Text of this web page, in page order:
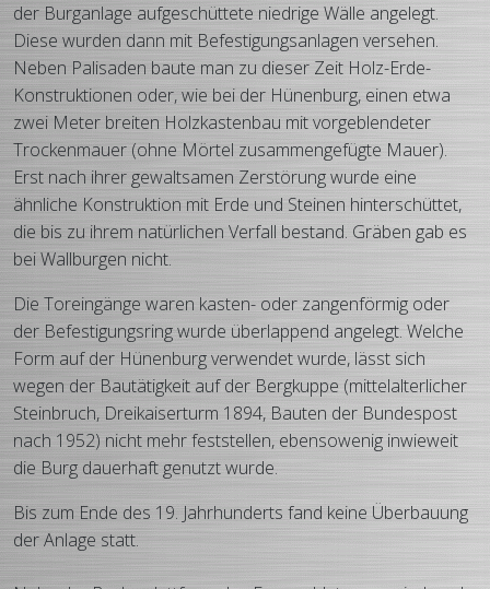
der Burg­anlage auf­geschüt­tete niedrige Wälle angelegt.
Diese wurden dann mit Befes­tigungs­anlagen versehen.
Neben Pali­saden baute man zu dieser Zeit Holz-Erde-
Konstruk­tionen oder, wie bei der Hünenburg, einen etwa
zwei Meter breiten Holz­kasten­bau mit vorgeblen­deter
Trocken­mauer (ohne Mörtel zusammen­gefügte Mauer).
Erst nach ihrer gewalt­samen Zerstörung wurde eine
ähnliche Konstruk­tion mit Erde und Steinen hinter­schüttet,
die bis zu ihrem natür­lichen Verfall bestand. Gräben gab es
bei Wall­burgen nicht.
Die Tor­ein­gänge waren kasten- oder zangen­förmig oder
der Befes­tigungs­ring wurde über­lappend angelegt. Welche
Form auf der Hünen­burg verwendet wurde, lässt sich
wegen der Bau­tätig­keit auf der Berg­kuppe (mittel­alter­licher
Stein­bruch, Drei­kaiser­turm 1894, Bauten der Bundes­post
nach 1952) nicht mehr fest­stellen, ebenso­wenig inwie­weit
die Burg dauer­haft genutzt wurde.
Bis zum Ende des 19. Jahrhunderts fand keine Über­bauung
der Anlage statt.